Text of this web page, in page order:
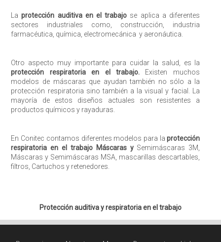
Laprotección auditiva en el trabajo se aplica a diferentes
sectores industriales como, construcción, industria
farmacéutica, química, electromecánica y aeronáutica.
Otro aspecto muy importante para cuidar la salud, es la
protección respiratoria en el trabajo. Existen muchos
modelos de máscaras que ayudan también no sólo a la
protección respiratoria sino también a la visual y facial. La
mayoría de estos diseños actuales son resistentes a
productos químicos y rayaduras.
En Conitec contamos diferentes modelos para laprotección
respiratoria en el trabajo Máscaras y Semimáscaras 3M,
Máscaras y Semimáscaras MSA, mascarillas descartables,
filtros, Cartuchos y retenedores.
Protección auditiva y respiratoria en el trabajo